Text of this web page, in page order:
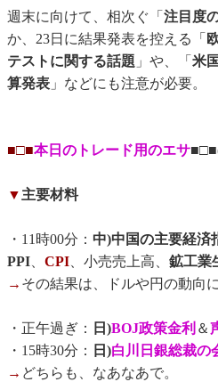
週末に向けて、相次ぐ「 注目度
か、23日に結果発表を控える「
テストに関する話題 」や、「 米
算発表 」などにも注意が必要。
■□■本日のトレード用のエサ
▼主要材料
・11時00分： 中)中国の主要経済
PPI、 CPI、小売売上高、 鉱工業
→ その結果は、ドルや円の動向
・正午過ぎ： 日)BOJ政策金利 ＆
・15時30分：
日)白川日銀総裁の
→ どちらも、なあなあで。